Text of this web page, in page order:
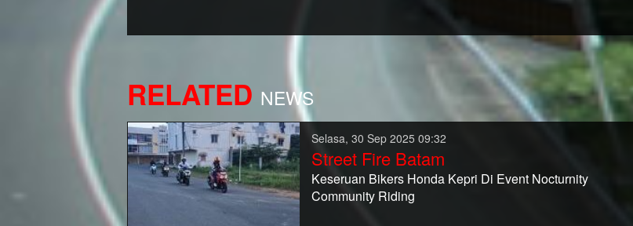
RELATED NEWS
Selasa, 30 Sep 2025 09:32
Street Fire Batam
Keseruan Bikers Honda Kepri Di Event Nocturnity
Community Riding